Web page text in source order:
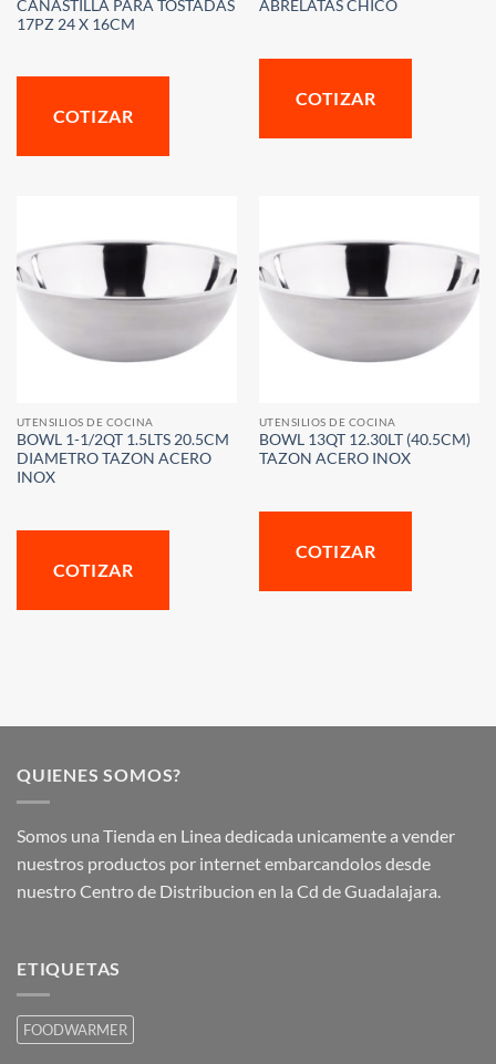
CANASTILLA PARA TOSTADAS
17PZ 24 X 16CM
COTIZAR
ABRELATAS CHICO
COTIZAR
UTENSILIOS DE COCINA
BOWL 1-1/2QT 1.5LTS 20.5CM
DIAMETRO TAZON ACERO
INOX
COTIZAR
UTENSILIOS DE COCINA
BOWL 13QT 12.30LT (40.5CM)
TAZON ACERO INOX
COTIZAR
QUIENES SOMOS?
Somos una Tienda en Linea dedicada unicamente a vender
nuestros productos por internet embarcandolos desde
nuestro Centro de Distribucion en la Cd de Guadalajara.
ETIQUETAS
FOODWARMER